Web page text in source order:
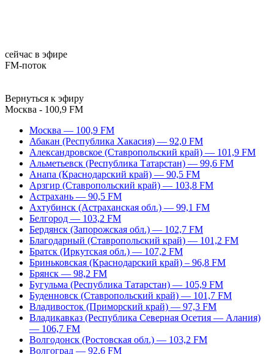
сейчас в эфире
FM-поток
Вернуться к эфиру
Москва - 100,9 FM
Москва — 100,9 FM
Абакан (Республика Хакасия) — 92,0 FM
Александровское (Ставропольский край) — 101,9 FM
Альметьевск (Республика Татарстан) — 99,6 FM
Анапа (Краснодарский край) — 90,5 FM
Арзгир (Ставропольский край) — 103,8 FM
Астрахань — 90,5 FM
Ахтубинск (Астраханская обл.) — 99,1 FM
Белгород — 103,2 FM
Бердянск (Запорожская обл.) — 102,7 FM
Благодарный (Ставропольский край) — 101,2 FM
Братск (Иркутская обл.) — 107,2 FM
Бриньковская (Краснодарский край) – 96,8 FM
Брянск — 98,2 FM
Бугульма (Республика Татарстан) — 105,9 FM
Буденновск (Ставропольский край) — 101,7 FM
Владивосток (Приморский край) — 97,3 FM
Владикавказ (Республика Северная Осетия — Алания)
— 106,7 FM
Волгодонск (Ростовская обл.) — 103,2 FM
Волгоград — 92,6 FM